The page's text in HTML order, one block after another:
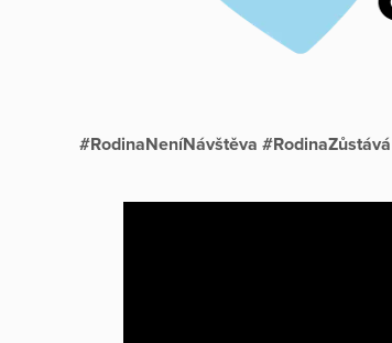
#RodinaNeníNávštěva #RodinaZůstává